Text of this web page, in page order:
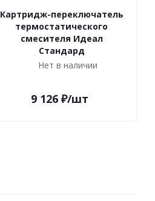
Картридж-переключатель
термостатического
смесителя Идеал
Стандард
Нет в наличии
9 126₽/шт